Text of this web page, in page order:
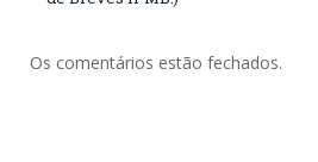
Os comentários estão fechados.